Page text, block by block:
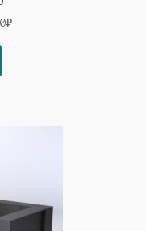
₽Текущая